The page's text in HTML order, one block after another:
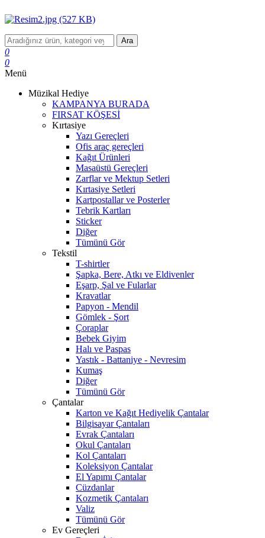
Ara
0
0
Menü
Müzikal Hediye
KAMPANYA BURADA
FIRSAT KÖŞESİ
Kırtasiye
Yazı Gereçleri
Ofis araç gereçleri
Kağıt Ürünleri
Masaüstü Gereçleri
Zarflar ve Mektup Setleri
Kırtasiye Setleri
Kartpostallar ve Posterler
Tebrik Kartları
Sticker
Diğer
Tümünü Gör
Tekstil
T-shirtler
Şapka, Bere, Atkı ve Eldivenler
Eşarp, Şal ve Fularlar
Kravatlar
Papyon - Mendil
Gömlek - Şort
Çoraplar
Bebek Giyim
Halı ve Paspas
Yastık - Battaniye - Nevresim
Kumaş
Diğer
Tümünü Gör
Çantalar
Karton ve Kağıt Hediyelik Çantalar
Bilgisayar Çantaları
Evrak Çantaları
Okul Çantaları
Kol Çantaları
Koleksiyon Çantalar
El Yapımı Çantalar
Cüzdanlar
Kozmetik Çantaları
Valiz
Tümünü Gör
Ev Gereçleri